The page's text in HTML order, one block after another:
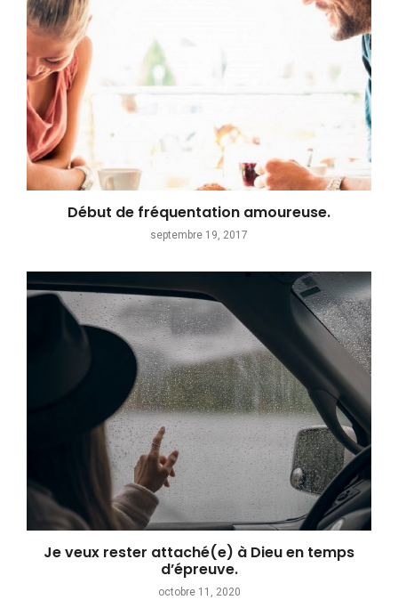
Début de fréquentation amoureuse.
septembre 19, 2017
Je veux rester attaché(e) à Dieu en temps
d’épreuve.
octobre 11, 2020